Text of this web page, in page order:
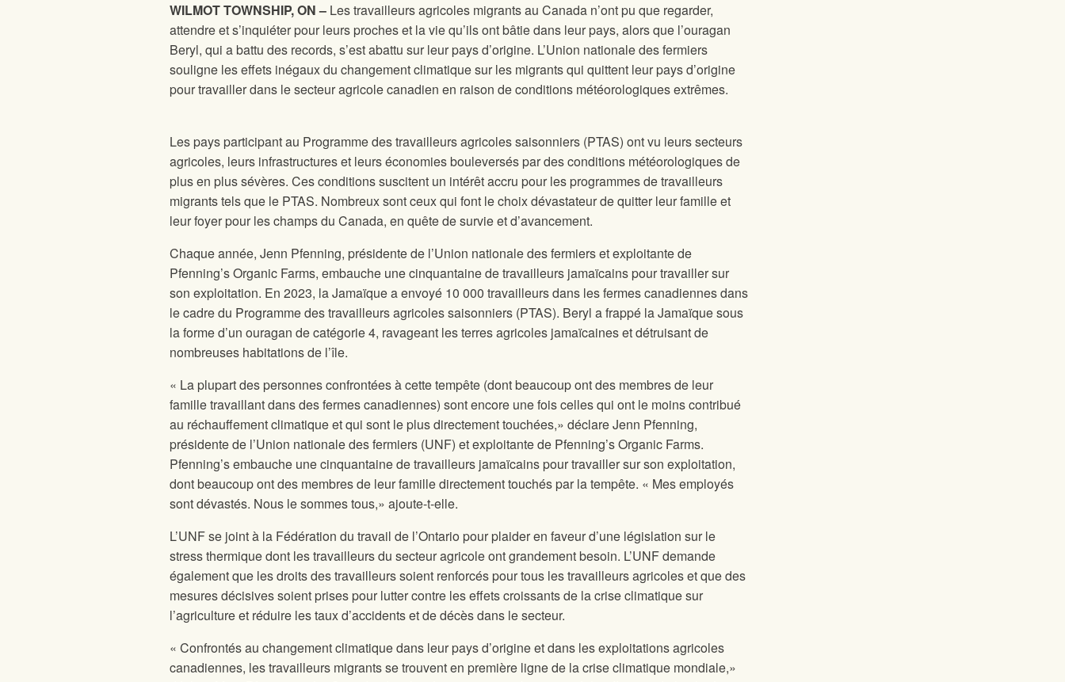
WILMOT TOWNSHIP, ON – Les travailleurs agricoles migrants au Canada n’ont pu que regarder,
attendre et s’inquiéter pour leurs proches et la vie qu’ils ont bâtie dans leur pays, alors que l’ouragan
Beryl, qui a battu des records, s’est abattu sur leur pays d’origine. L’Union nationale des fermiers
souligne les effets inégaux du changement climatique sur les migrants qui quittent leur pays d’origine
pour travailler dans le secteur agricole canadien en raison de conditions météorologiques extrêmes.
Les pays participant au Programme des travailleurs agricoles saisonniers (PTAS) ont vu leurs secteurs
agricoles, leurs infrastructures et leurs économies bouleversés par des conditions météorologiques de
plus en plus sévères. Ces conditions suscitent un intérêt accru pour les programmes de travailleurs
migrants tels que le PTAS. Nombreux sont ceux qui font le choix dévastateur de quitter leur famille et
leur foyer pour les champs du Canada, en quête de survie et d’avancement.
Chaque année, Jenn Pfenning, présidente de l’Union nationale des fermiers et exploitante de
Pfenning’s Organic Farms, embauche une cinquantaine de travailleurs jamaïcains pour travailler sur
son exploitation. En 2023, la Jamaïque a envoyé 10 000 travailleurs dans les fermes canadiennes dans
le cadre du Programme des travailleurs agricoles saisonniers (PTAS). Beryl a frappé la Jamaïque sous
la forme d’un ouragan de catégorie 4, ravageant les terres agricoles jamaïcaines et détruisant de
nombreuses habitations de l’île.
« La plupart des personnes confrontées à cette tempête (dont beaucoup ont des membres de leur
famille travaillant dans des fermes canadiennes) sont encore une fois celles qui ont le moins contribué
au réchauffement climatique et qui sont le plus directement touchées,» déclare Jenn Pfenning,
présidente de l’Union nationale des fermiers (UNF) et exploitante de Pfenning’s Organic Farms.
Pfenning’s embauche une cinquantaine de travailleurs jamaïcains pour travailler sur son exploitation,
dont beaucoup ont des membres de leur famille directement touchés par la tempête. « Mes employés
sont dévastés. Nous le sommes tous,» ajoute-t-elle.
L’UNF se joint à la Fédération du travail de l’Ontario pour plaider en faveur d’une législation sur le
stress thermique dont les travailleurs du secteur agricole ont grandement besoin. L’UNF demande
également que les droits des travailleurs soient renforcés pour tous les travailleurs agricoles et que des
mesures décisives soient prises pour lutter contre les effets croissants de la crise climatique sur
l’agriculture et réduire les taux d’accidents et de décès dans le secteur.
« Confrontés au changement climatique dans leur pays d’origine et dans les exploitations agricoles
canadiennes, les travailleurs migrants se trouvent en première ligne de la crise climatique mondiale,»